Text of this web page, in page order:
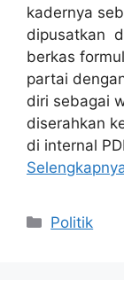
kadernya
dipusatkan
berkas
partai
diri sebagai
diserahkan
di internal
Kategori
Politik